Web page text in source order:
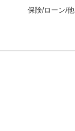
保険/ローン/他